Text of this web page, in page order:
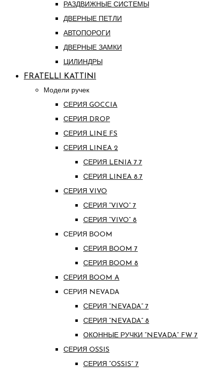
РАЗДВИЖНЫЕ СИСТЕМЫ
ДВЕРНЫЕ ПЕТЛИ
АВТОПОРОГИ
ДВЕРНЫЕ ЗАМКИ
ЦИЛИНДРЫ
FRATELLI KATTINI
Модели ручек
СЕРИЯ GOCCIA
СЕРИЯ DROP
СЕРИЯ LINE FS
СЕРИЯ LINEA 2
СЕРИЯ LENIA 7.7
СЕРИЯ LINEA 8.7
СЕРИЯ VIVO
СЕРИЯ “VIVO” 7
СЕРИЯ “VIVO” 8
СЕРИЯ ВOOM
СЕРИЯ ВOOM 7
СЕРИЯ ВOOM 8
СЕРИЯ ВOOM A
СЕРИЯ NEVADA
СЕРИЯ “NEVADA” 7
СЕРИЯ “NEVADA” 8
ОКОННЫЕ РУЧКИ “NEVADA” FW 7
СЕРИЯ OSSIS
СЕРИЯ “OSSIS” 7